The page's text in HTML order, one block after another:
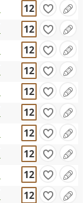
12
12
12
12
12
12
12
12
12
12